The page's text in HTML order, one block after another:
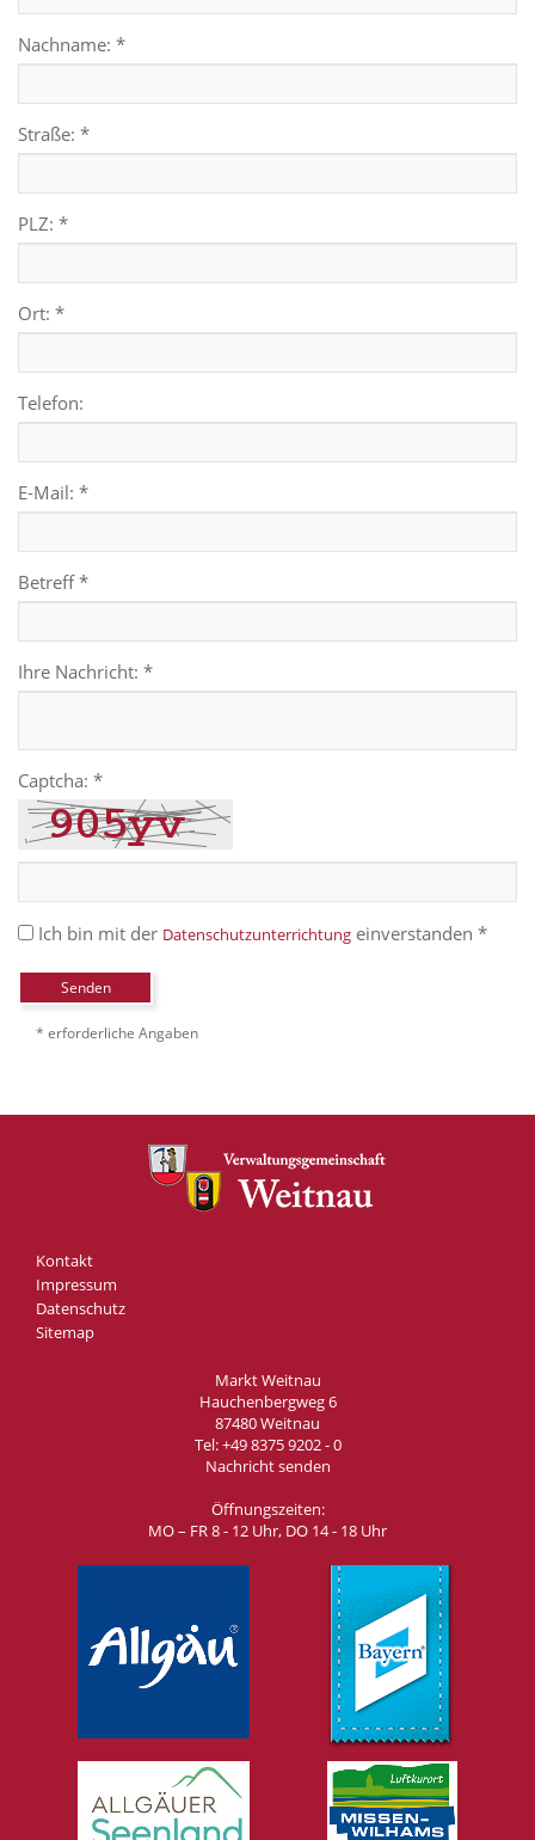
Nachname: *
Straße: *
PLZ: *
Ort: *
Telefon:
E-Mail: *
Betreff *
Ihre Nachricht: *
Captcha: *
Ich bin mit der Datenschutzunterrichtung einverstanden *
Senden
* erforderliche Angaben
Kontakt
Impressum
Datenschutz
Sitemap
Markt Weitnau
Hauchenbergweg 6
87480 Weitnau
Tel:+49 8375 9202 - 0
Nachricht senden
Öffnungszeiten:
MO – FR 8 - 12 Uhr, DO 14 - 18 Uhr